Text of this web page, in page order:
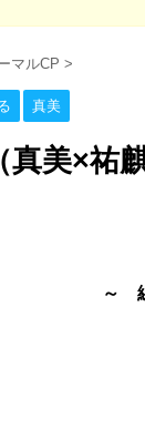
マルCP >
真美
真美×祐
～